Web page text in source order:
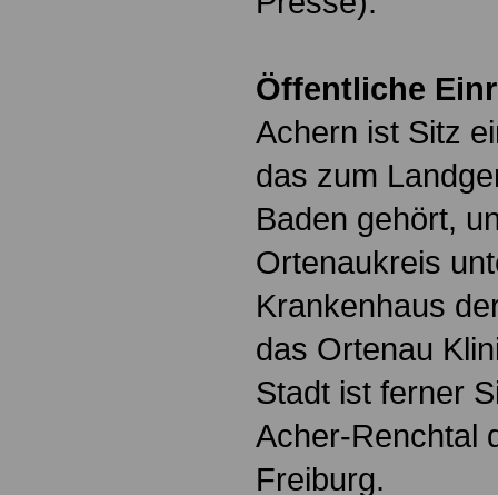
Öffentliche
Achern ist Sitz
das zum
Baden gehört,
Ortenaukreis
Krankenhaus
das Ortenau
Stadt ist ferner
Acher-Renchtal
Freiburg.